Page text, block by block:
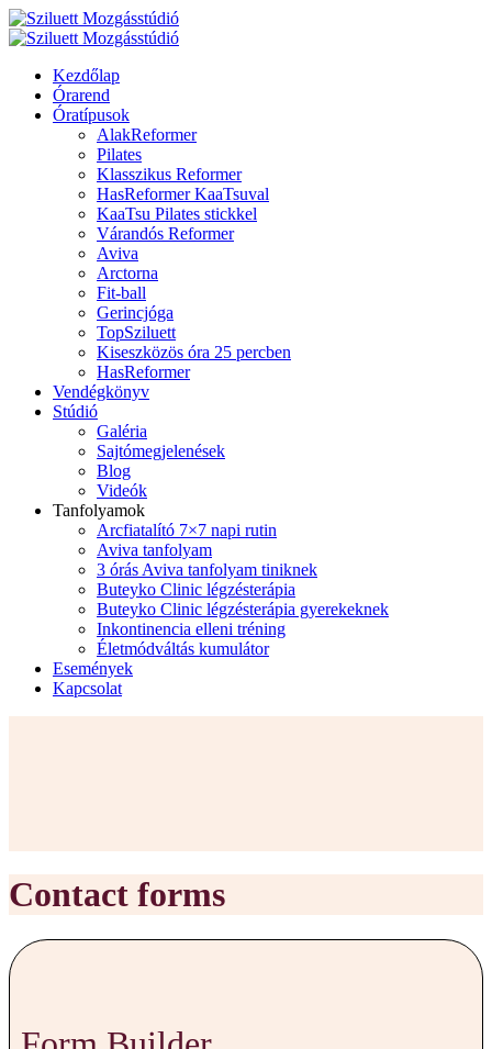
Kezdőlap
Órarend
Óratípusok
AlakReformer
Pilates
Klasszikus Reformer
HasReformer KaaTsuval
KaaTsu Pilates stickkel
Várandós Reformer
Aviva
Arctorna
Fit-ball
Gerincjóga
TopSziluett
Kiseszközös óra 25 percben
HasReformer
Vendégkönyv
Stúdió
Galéria
Sajtómegjelenések
Blog
Videók
Tanfolyamok
Arcfiatalító 7×7 napi rutin
Aviva tanfolyam
3 órás Aviva tanfolyam tiniknek
Buteyko Clinic légzésterápia
Buteyko Clinic légzésterápia gyerekeknek
Inkontinencia elleni tréning
Életmódváltás kumulátor
Események
Kapcsolat
Contact forms